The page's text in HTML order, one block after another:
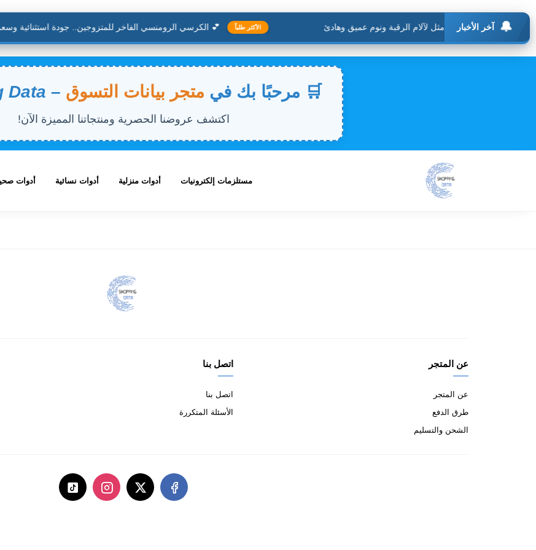
🔔 آخر الأخبار الأكثر طلباً 💕 الكرسي الرومنسي الفاخر للمتزوجين.. جودة استثنائية وسعر
🛒 مرحبًا بك في متجر بيانات التسوق –
Data
اكتشف عروضنا الحصرية ومنتجاتنا المميزة الآن!
مستلزمات إلكترونيات أدوات منزلية أدوات نسائية أدوات
عن المتجر
عن المتجر
طرق الدفع
الشحن والتسليم
اتصل بنا
اتصل بنا
الأسئلة المتكررة